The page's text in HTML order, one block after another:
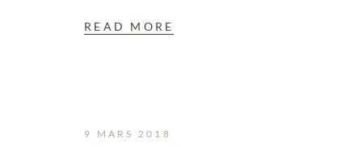
READ MORE
9 MARS 2018